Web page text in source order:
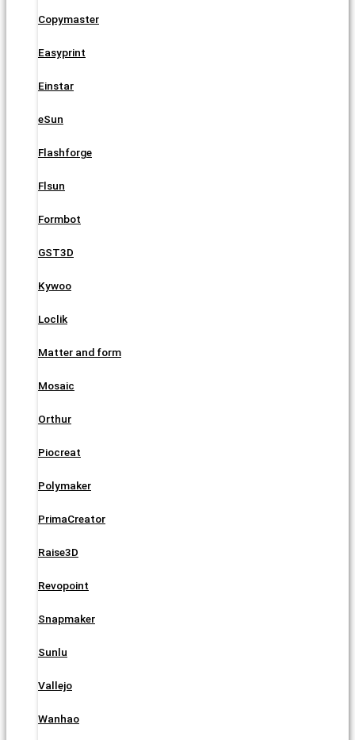
Copymaster
Easyprint
Einstar
eSun
Flashforge
Flsun
Formbot
GST3D
Kywoo
Loclik
Matter and form
Mosaic
Orthur
Piocreat
Polymaker
PrimaCreator
Raise3D
Revopoint
Snapmaker
Sunlu
Vallejo
Wanhao